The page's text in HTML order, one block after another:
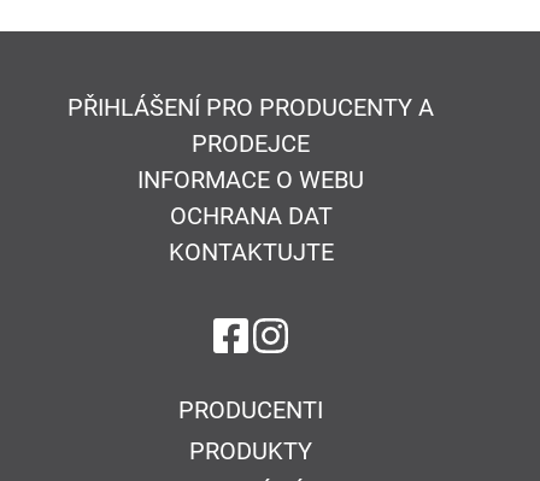
PŘIHLÁŠENÍ PRO PRODUCENTY A
PRODEJCE
INFORMACE O WEBU
OCHRANA DAT
KONTAKTUJTE
na Facebook
na Instagram
PRODUCENTI
PRODUKTY